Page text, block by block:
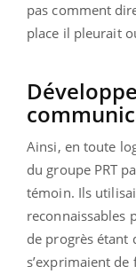
pas comment
place il pleurait
Ainsi, en toute
du groupe PRT
témoin. Ils
reconnaissables
de progrès étant
s’exprimaient